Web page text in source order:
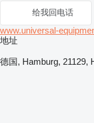
给我回电话
www.universal-
地址
德国, Hamburg, 21129,